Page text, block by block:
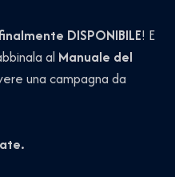
DISPONIBILE! E
al Manuale del
una campagna da